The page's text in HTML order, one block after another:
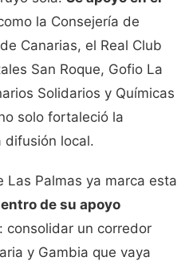
la Consejería de
Canarias, el Real Club
San Roque, Gofio La
Solidarios y Químicas
solo fortaleció la
difusión local.
Las Palmas ya marca esta
de su apoyo
consolidar un corredor
y Gambia que vaya